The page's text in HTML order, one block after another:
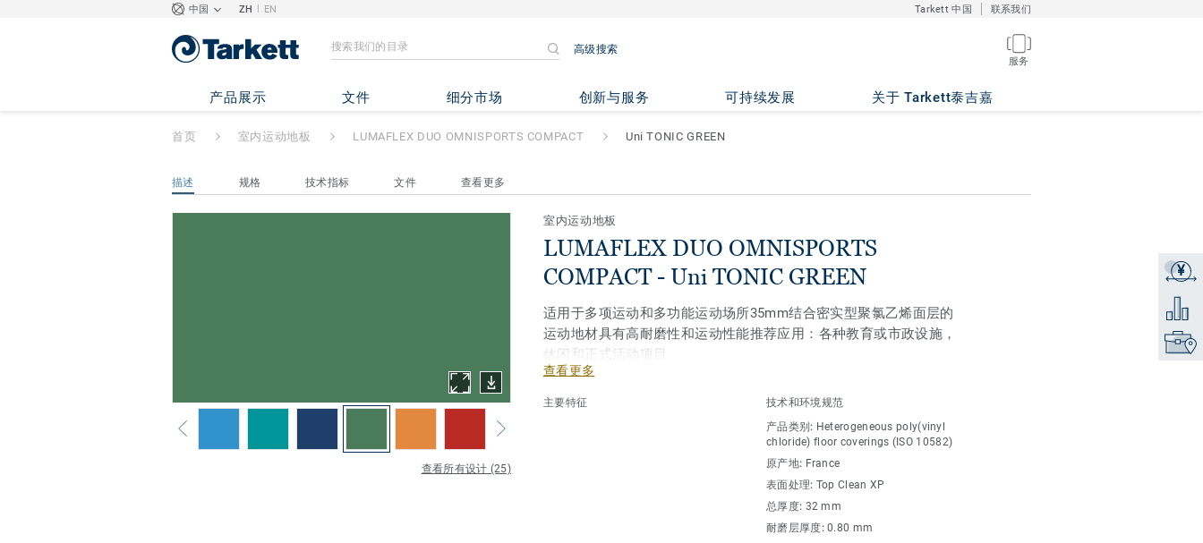
中国 ZH | EN Tarkett 中国 联系我们
高级搜索
服务
产品展示 文件 细分市场 创新与服务 可持续发展 关于 Tarkett泰吉嘉
LUMAFLEX DUO OMNISPORTS COMPACT - Uni TONIC GREEN
¥
获取报
添加到
找到销
首页 室内运动地板 LUMAFLEX DUO OMNISPORTS COMPACT Uni TONIC GREEN
描述 规格 技术指标 文件 查看更多
查看所有设计 (25)
室内运动地板
LUMAFLEX DUO OMNISPORTS
COMPACT - Uni TONIC GREEN
适用于多项运动和多功能运动场所35mm结合密实型聚氯乙烯面层的
运动地材具有高耐磨性和运动性能推荐应用：各种教育或市政设施，
休闲和正式活动项目
查看更多
主要特征
技术和环境规范
产品类别: Heterogeneous poly(vinyl
chloride) floor coverings (ISO 10582)
原产地: France
表面处理: Top Clean XP
总厚度: 32 mm
耐磨层厚度:0.80 mm